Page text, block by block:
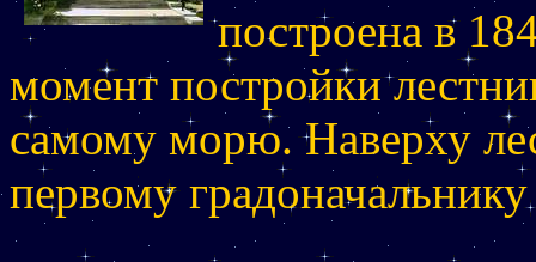
построена в
момент постройки
самому морю. Наверху
первому